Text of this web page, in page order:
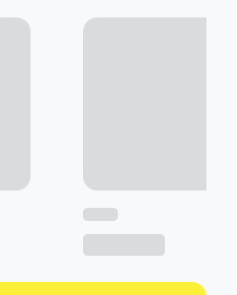
Sveikata
Dezodorantas ar